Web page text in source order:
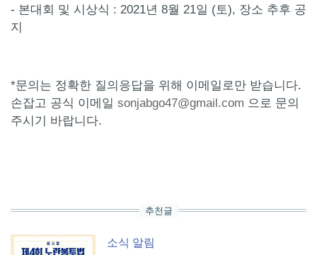
- 본대회 및 시상식 : 2021년 8월 21일 (토), 장소 추후 공
지
*문의는 정확한 질의응답을 위해 이메일로만 받습니다.
손잡고 공식 이메일 sonjabgo47@gmail.com 으로 문의
주시기 바랍니다.
추천글
소식 알림